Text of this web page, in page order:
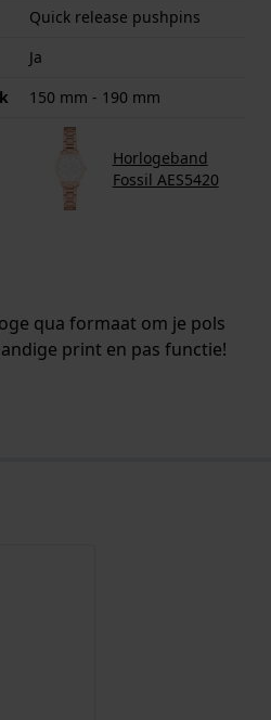
Quick release pushpins
Ja
150 mm - 190 mm
Horlogeband
Fossil AES5420
qua formaat om je pols
print en pas functie!